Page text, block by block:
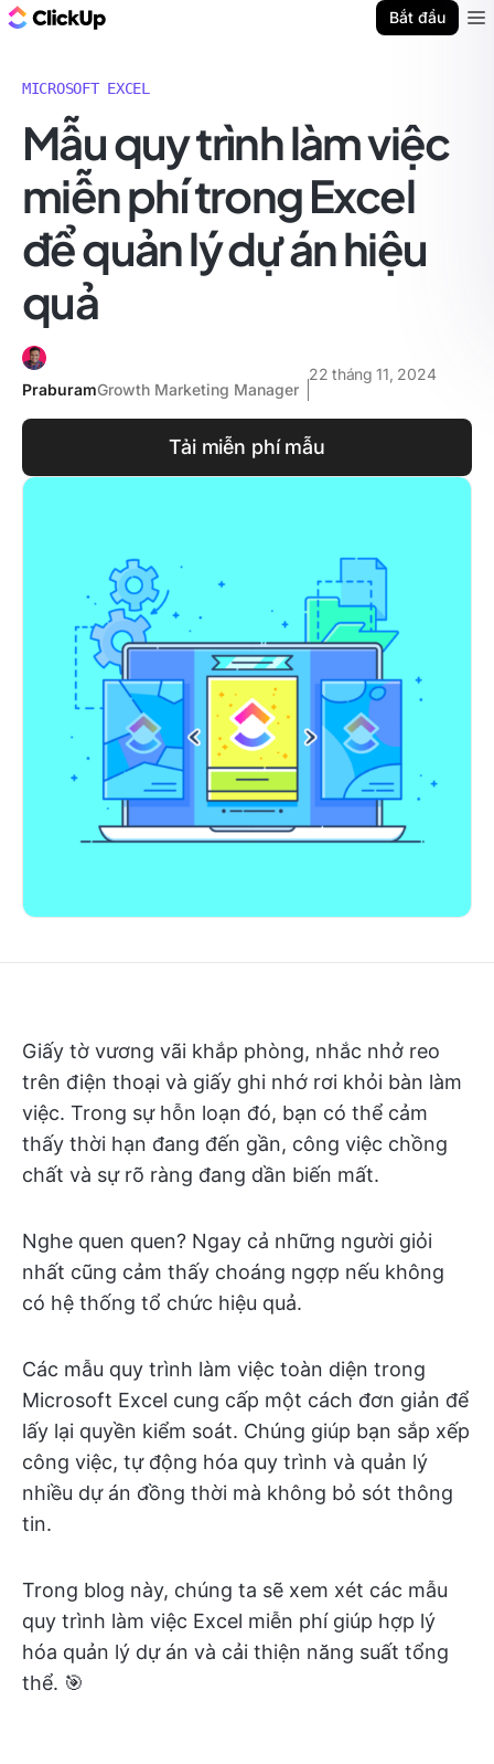
Bắt đầu
MICROSOFT EXCEL
Mẫu quy trình làm việc
miễn phí trong Excel
để quản lý dự án hiệu
quả
PraburamGrowth Marketing Manager
22 tháng 11, 2024
Tải miễn phí mẫu
Giấy tờ vương vãi khắp phòng, nhắc nhở reo
trên điện thoại và giấy ghi nhớ rơi khỏi bàn làm
việc. Trong sự hỗn loạn đó, bạn có thể cảm
thấy thời hạn đang đến gần, công việc chồng
chất và sự rõ ràng đang dần biến mất.
Nghe quen quen? Ngay cả những người giỏi
nhất cũng cảm thấy choáng ngợp nếu không
có hệ thống tổ chức hiệu quả.
Các mẫu quy trình làm việc toàn diện trong
Microsoft Excel cung cấp một cách đơn giản để
lấy lại quyền kiểm soát. Chúng giúp bạn sắp xếp
công việc, tự động hóa quy trình và quản lý
nhiều dự án đồng thời mà không bỏ sót thông
tin.
Trong blog này, chúng ta sẽ xem xét các mẫu
quy trình làm việc Excel miễn phí giúp hợp lý
hóa quản lý dự án và cải thiện năng suất tổng
thể. 🎯